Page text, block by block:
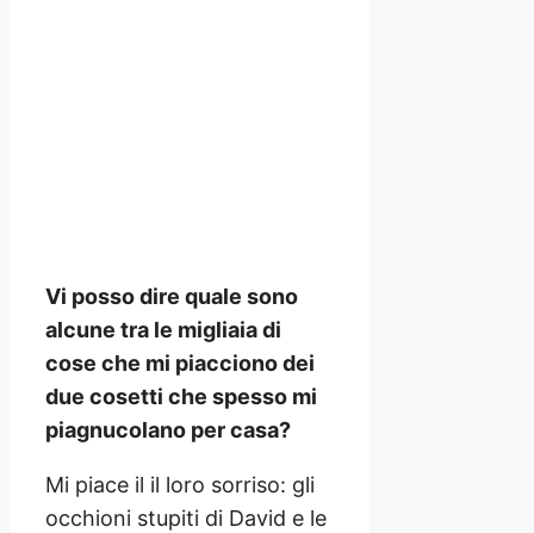
Vi posso dire quale sono
alcune tra le migliaia di
cose che mi piacciono dei
due cosetti che spesso mi
piagnucolano per casa?
Mi piace il il loro sorriso: gli
occhioni stupiti di David e le